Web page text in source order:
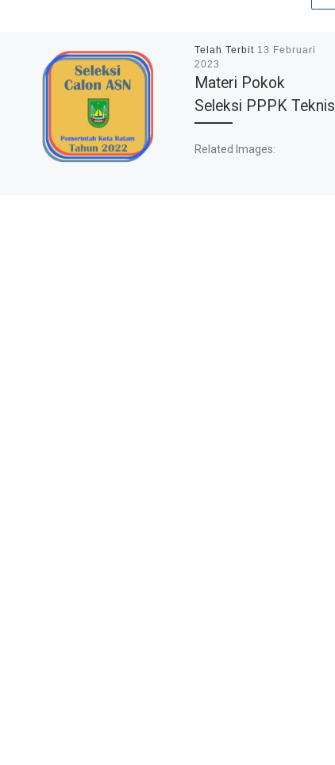
Telah Terbit 13 Februari
2023
Materi Pokok
Seleksi PPPK Teknis
Related Images: